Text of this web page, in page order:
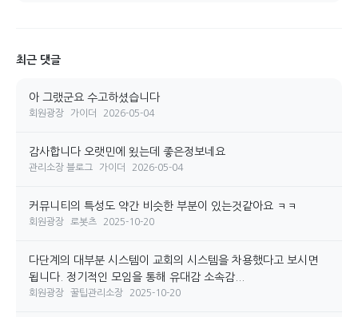
최근 댓글
아 그랬군요 수고하셨습니다
회원광장 가이더 2026-05-04
감사합니다 오랫민에 욌는데 좋은정보네요
관리소장 블로그 가이더 2026-05-04
커뮤니티의 특성도 약간 비슷한 부분이 있는것같아요 ㅋㅋ
회원광장 로봇츠 2025-10-20
다단계의 대부분 시스템이 교회의 시스템을 차용했다고 보시면
됩니다. 정기적인 모임을 통해 유대감 소속감...
회원광장 꿀팁관리소장 2025-10-20